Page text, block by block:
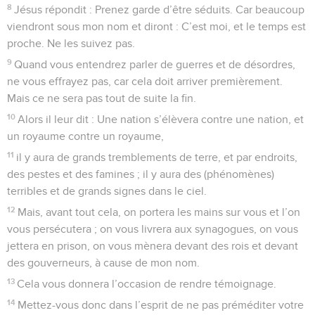
8 Jésus répondit : Prenez garde d’être séduits. Car beaucoup
viendront sous mon nom et diront : C’est moi, et le temps est
proche. Ne les suivez pas.
9 Quand vous entendrez parler de guerres et de désordres,
ne vous effrayez pas, car cela doit arriver premièrement.
Mais ce ne sera pas tout de suite la fin.
10 Alors il leur dit : Une nation s’élèvera contre une nation, et
un royaume contre un royaume,
11 il y aura de grands tremblements de terre, et par endroits,
des pestes et des famines ; il y aura des (phénomènes)
terribles et de grands signes dans le ciel.
12 Mais, avant tout cela, on portera les mains sur vous et l’on
vous persécutera ; on vous livrera aux synagogues, on vous
jettera en prison, on vous mènera devant des rois et devant
des gouverneurs, à cause de mon nom.
13 Cela vous donnera l’occasion de rendre témoignage.
14 Mettez-vous donc dans l’esprit de ne pas préméditer votre